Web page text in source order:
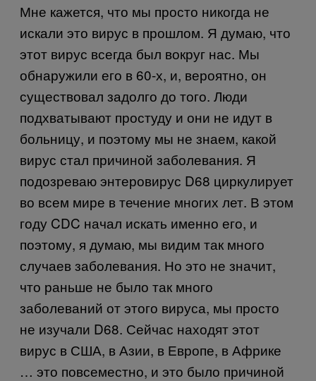
Мне кажется, что мы просто никогда не
искали это вирус в прошлом. Я думаю, что
этот вирус всегда был вокруг нас. Мы
обнаружили его в 60-х, и, вероятно, он
существовал задолго до того. Люди
подхватывают простуду и они не идут в
больницу, и поэтому мы не знаем, какой
вирус стал причиной заболевания. Я
подозреваю энтеровирус D68 циркулирует
во всем мире в течение многих лет. В этом
году CDC начал искать именно его, и
поэтому, я думаю, мы видим так много
случаев заболевания. Но это не значит,
что раньше не было так много
заболеваний от этого вируса, мы просто
не изучали D68. Сейчас находят этот
вирус в США, в Азии, в Европе, в Африке
… это повсеместно, и это было причиной